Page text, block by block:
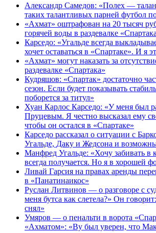
Александр Самедов: «Полех —
таких талантливых парней футбол
«Ахмат» оштрафован на 20 тысяч
горячей воды в раздевалке
Карседо: «Угальде всегда
хочет оставаться в «Спартаке». И я
«Ахмат» могут наказать за
раздевалке «Спартака»
Кудряшов: «Спартак» достаточно
сезон. Если будет показывать
поборется за титул»
Хуан Карлос Карседо: «У меня был
Пруцевым. Я честно высказал ему
чтобы он остался в «Спартаке»
Карседо рассказал о ситуации с
Угальде, Даку и Жедсона и
Манфред Угальде: «Хочу забивать в
всегда получается. Но я в хорошей
Ливай Гарсия на правах аренды
в «Панатинаикос»
Руслан Литвинов — о разговоре с
меня бутса как слетела?» Он
снял»
Умяров — о пенальти в ворота
«Ахматом»: «Ву был уверен, что